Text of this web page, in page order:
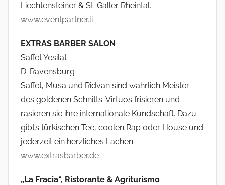
Liechtensteiner & St. Galler Rheintal.
www.eventpartner.li
EXTRAS BARBER SALON
Saffet Yesilat
D-Ravensburg
Saffet, Musa und Ridvan sind wahrlich Meister
des goldenen Schnitts. Virtuos frisieren und
rasieren sie ihre internationale Kundschaft. Dazu
gibt’s türkischen Tee, coolen Rap oder House und
jederzeit ein herzliches Lachen.
www.extrasbarber.de
„La Fracia“, Ristorante & Agriturismo